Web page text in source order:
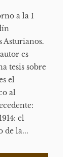
a la I
Asturianos.
es
tesis sobre
el
al
el
de la...